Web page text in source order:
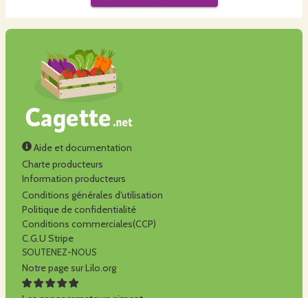
Aide et documentation
Charte producteurs
Information producteurs
Conditions générales d'utilisation
Politique de confidentialité
Conditions commerciales(CCP)
C.G.U Stripe
SOUTENEZ-NOUS
Notre page sur Lilo.org